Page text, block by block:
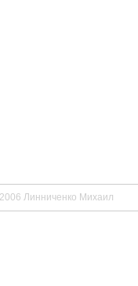
Линниченко Михаил